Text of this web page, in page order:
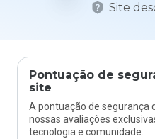
Site
Pontuação de
site
A pontuação de segurança
nossas avaliações
tecnologia e comunidade.